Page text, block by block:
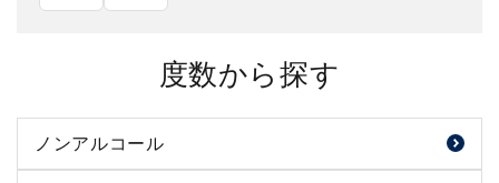
度数から探す
ノンアルコール